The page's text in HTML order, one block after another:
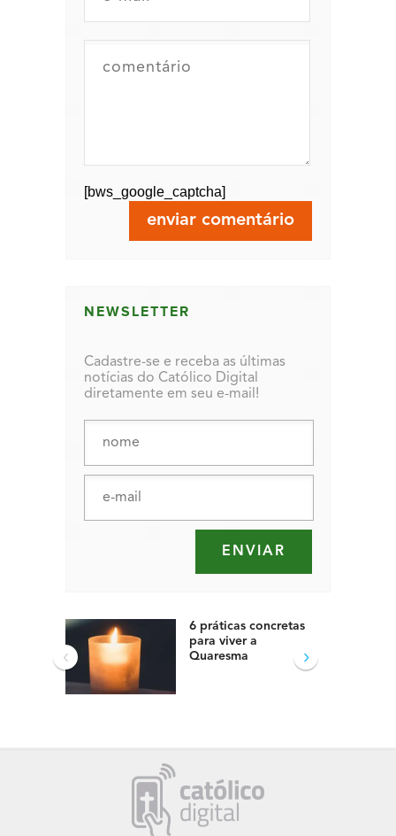
[bws_google_captcha]
NEWSLETTER
Cadastre-se e receba as últimas
notícias do Católico Digital
diretamente em seu e-mail!
6 práticas concretas
para viver a
Quaresma
‹ ›